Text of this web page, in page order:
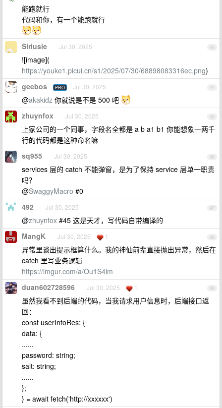
能跑就行
代码和你，有一个能跑就行
43
Siriusie Jul 30, 2025
![image](
https://youke1.picui.cn/s1/2025/07/30/68898083316ec.png)
44
geebos PRO Jul 30, 2025
@akakidz 你就说是不是 500 吧
45
zhuynfox Jul 30, 2025
上家公司的一个同事，字段名全都是 a b a1 b1 你能想象一两千
行的代码都是这种命名嘛
46
sq955 Jul 30, 2025
services 层的 catch 不能弹窗，是为了保持 service 层单一职责
吗？
@SwaggyMacro #0
47
492 Jul 30, 2025
@zhuynfox #45 这是天才，写代码自带编译的
48
MangK Jul 30, 2025 1
异常里谈出提示框算什么。我的神仙前辈直接抛出异常，然后在
catch 里写业务逻辑
https://imgur.com/a/Ou1S4lm
49
duan602728596 Jul 30, 2025 1
虽然我看不到后端的代码，当我请求用户信息时，后端接口返
回：
const userInfoRes: {
data: {
......
password: string;
salt: string;
......
};
} = await fetch('http://xxxxxx')